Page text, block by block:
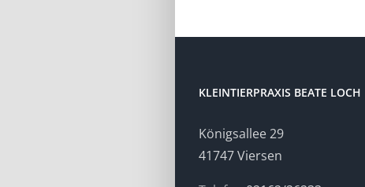
KLEINTIERPRAXIS BEATE LOCH
Königsallee 29
41747 Viersen